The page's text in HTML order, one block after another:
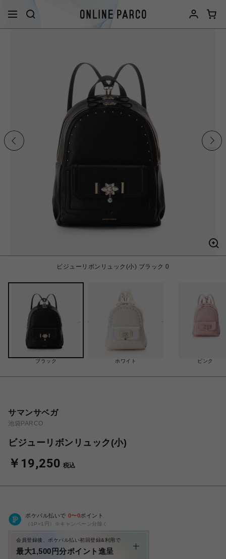
ビジューリボンリュック(小) ブラック 0
ブラック ホワイト ピンク
サマンサベガ
池袋PARCO
ビジューリボンリュック(小)
￥19,250 税込
ポケパル払いで 0〜0ポイント
（1P=1円）※キャンペーン分除く
会員登録後、ポケパル払い初回登録&利用で
最大1,500円分ポイント進呈